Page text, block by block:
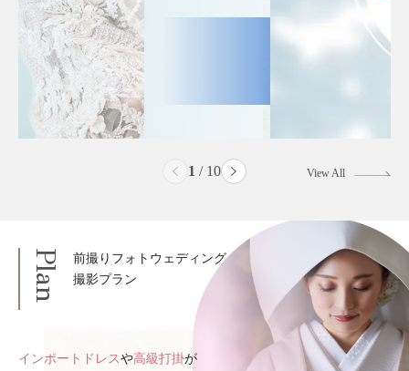
2 / 10 View All
Plan
前撮りフォトウェディング
撮影プラン
インポートドレスや高級打掛が